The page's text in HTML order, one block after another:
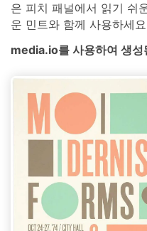
은 피치 패널에서 읽기 쉬
운 민트와 함께 사용하세
media.io를 사용하여 생성